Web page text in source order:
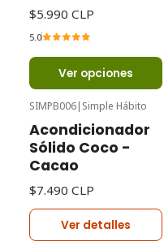
$5.990 CLP
5.0
Ver opciones
SIMPB006| Simple Hábito
Acondicionador
Sólido Coco -
Cacao
$7.490 CLP
Ver detalles